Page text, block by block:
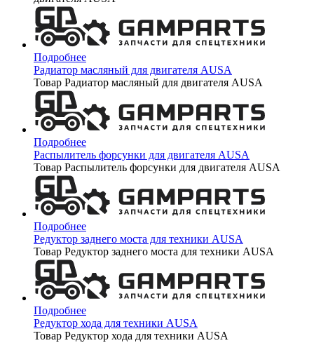
Подробнее
Радиатор масляный для двигателя AUSA
Товар Радиатор масляный для двигателя AUSA
Подробнее
Распылитель форсунки для двигателя AUSA
Товар Распылитель форсунки для двигателя AUSA
Подробнее
Редуктор заднего моста для техники AUSA
Товар Редуктор заднего моста для техники AUSA
Подробнее
Редуктор хода для техники AUSA
Товар Редуктор хода для техники AUSA